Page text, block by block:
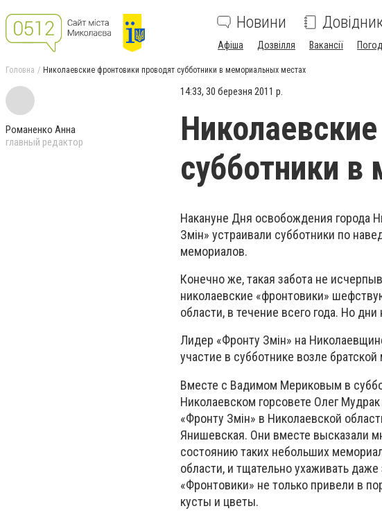
Новини
Афіша Дозвілля Вакансії
Головна Николаевские фронтовики проводят субботники в мемориальных местах
Романенко Анна
главный редактор
14:33, 30 березня 2011 р.
субботники
Накануне Дня освобождения города
Змін» устраивали субботники по
мемориалов.
Конечно же, такая забота не
николаевские «фронтовики»
области, в течение всего года. Но
Лидер «Фронту Змін» на
участие в субботнике возле
Вместе с Вадимом Мериковым в
Николаевском горсовете Олег
«Фронту Змін» в Николаевской
Янишевская. Они вместе высказали
состоянию таких небольших
области, и тщательно ухаживать
«Фронтовики» не только привели в
кусты и цветы.